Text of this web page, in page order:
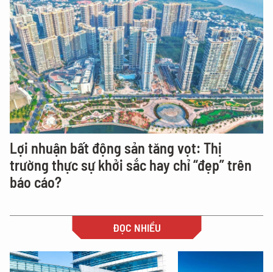
Lợi nhuận bất động sản tăng vọt: Thị
trường thực sự khởi sắc hay chỉ “đẹp” trên
báo cáo?
ĐỌC NHIỀU